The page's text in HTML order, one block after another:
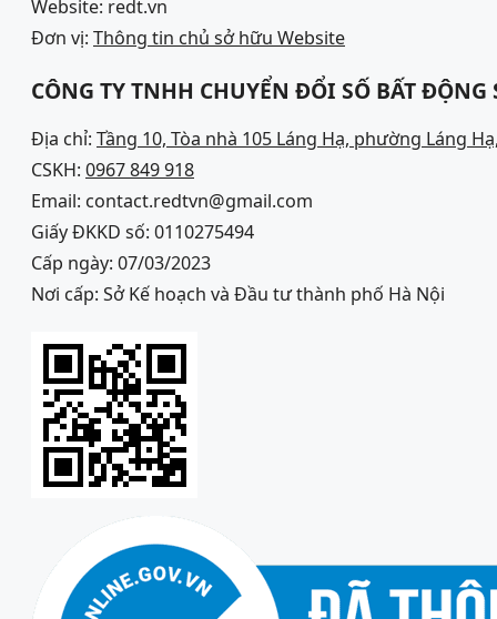
Website: redt.vn
Đơn vị: Thông tin chủ sở hữu Website
CÔNG TY TNHH CHUYỂN ĐỔI SỐ BẤT ĐỘNG
Địa chỉ: Tầng 10, Tòa nhà 105 Láng Hạ, phường Láng
CSKH: 0967 849 918
Email: contact.redtvn@gmail.com
Giấy ĐKKD số: 0110275494
Cấp ngày: 07/03/2023
Nơi cấp: Sở Kế hoạch và Đầu tư thành phố Hà Nội